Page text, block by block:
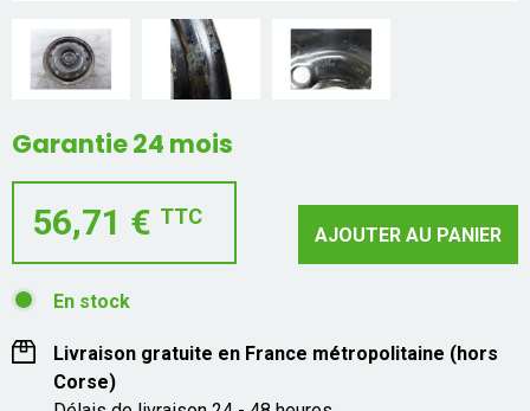
Garantie 24 mois
56,71 € TTC
AJOUTER AU PANIER
En stock
Livraison gratuite en France métropolitaine (hors
Corse)